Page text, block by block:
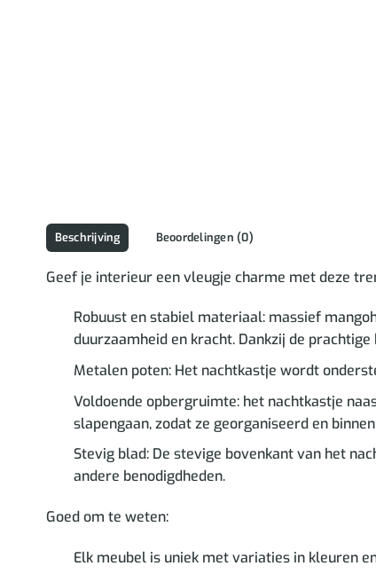
Beschrijving Beoordelingen (0)
Geef je interieur een vleugje charme met deze
Robuust en stabiel materiaal: massief
duurzaamheid en kracht. Dankzij de
Metalen poten: Het nachtkastje wordt
Voldoende opbergruimte: het nachtkastje
slapengaan, zodat ze georganiseerd en
Stevig blad: De stevige bovenkant van het
andere benodigdheden.
Goed om te weten:
Elk meubel is uniek met variaties in kleuren